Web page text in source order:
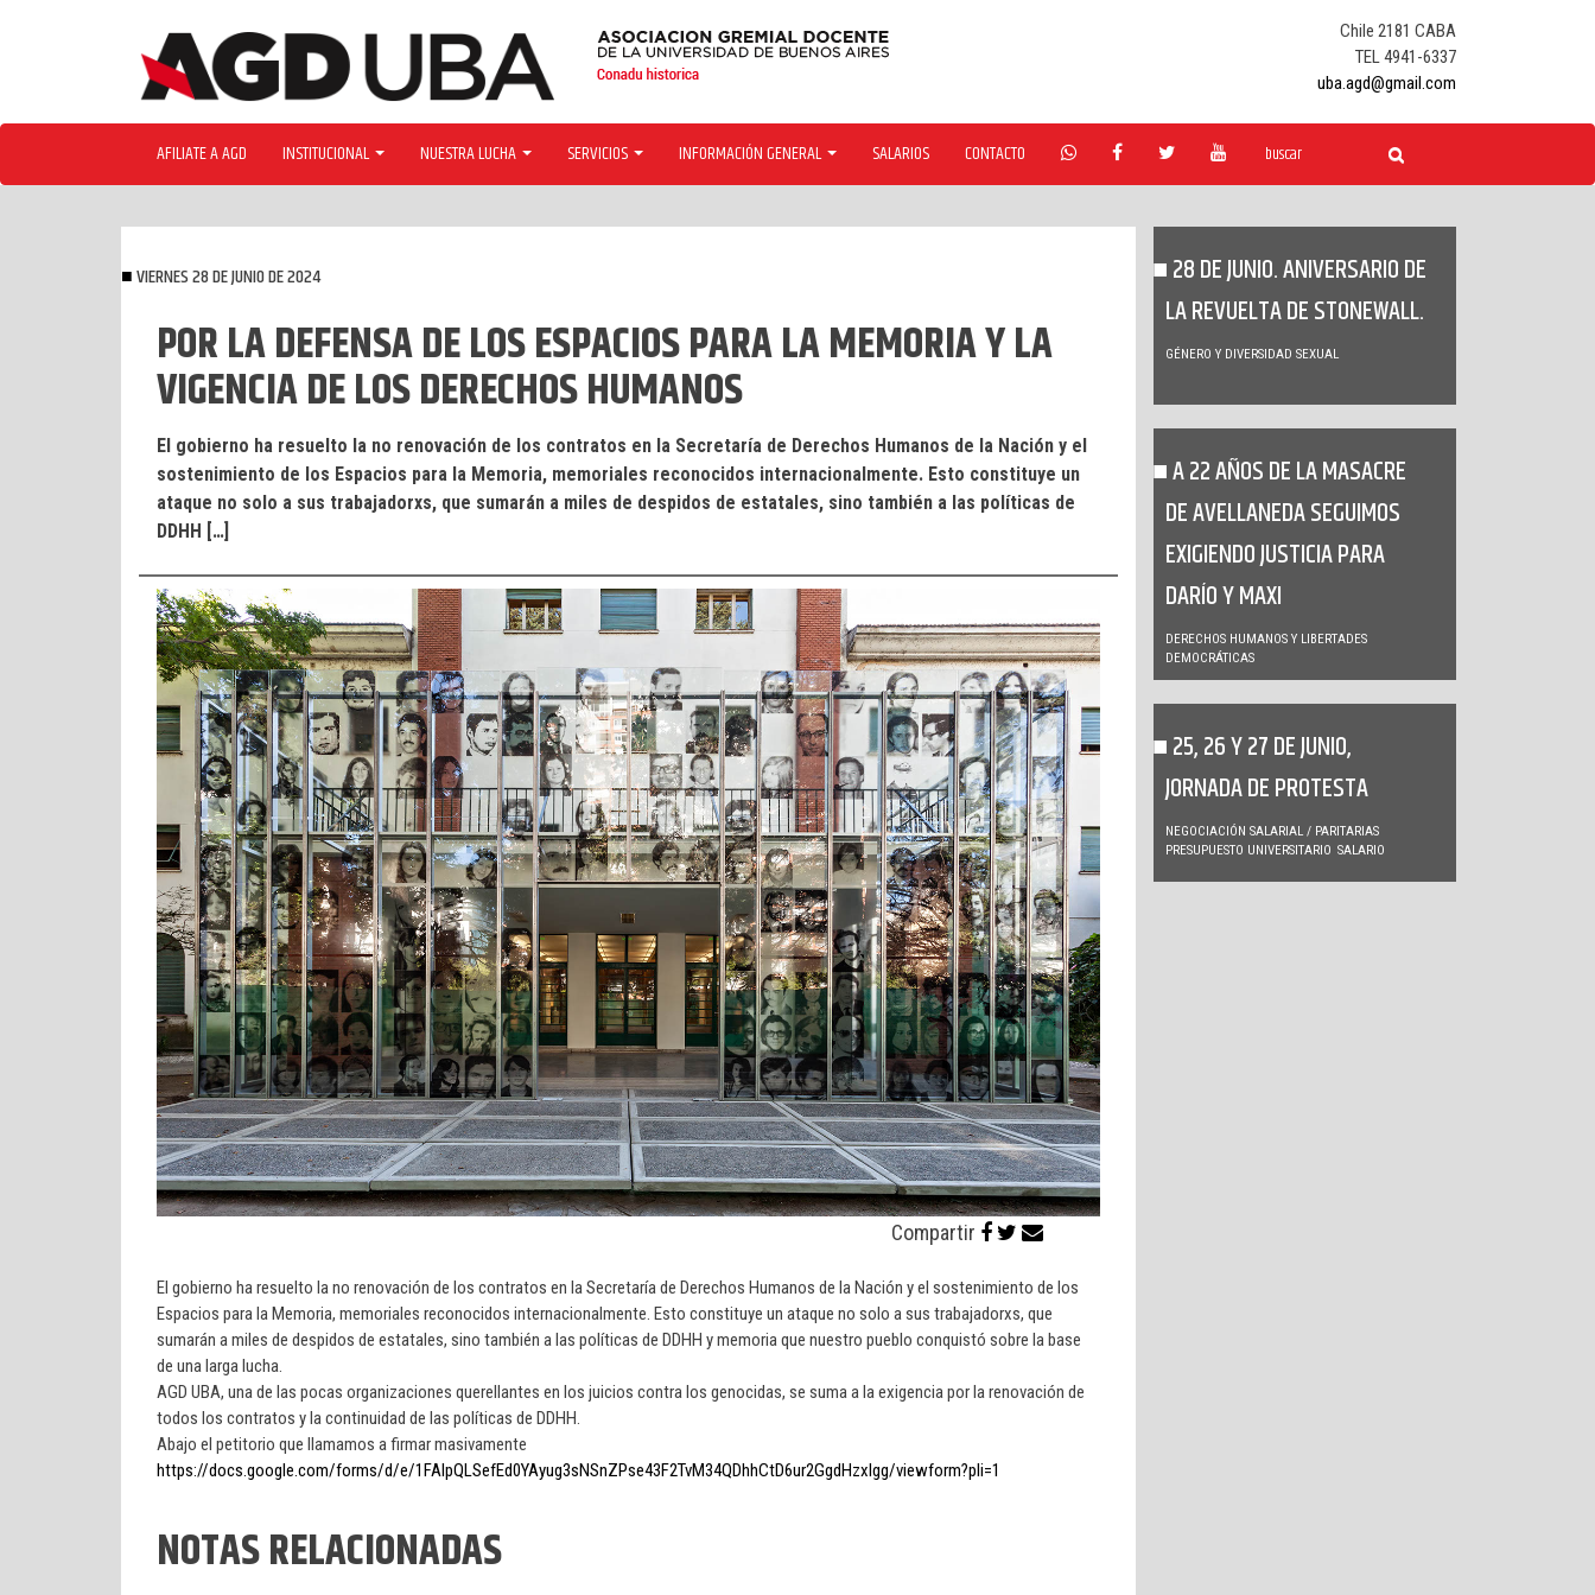
Chile 2181 CABA
TEL 4941-6337
uba.agd@gmail.com
AFILIATE A AGD INSTITUCIONAL NUESTRA LUCHA SERVICIOS INFORMACIÓN GENERAL SALARIOS CONTACTO
VIERNES 28 DE JUNIO DE 2024
POR LA DEFENSA DE LOS ESPACIOS PARA LA MEMORIA Y LA
VIGENCIA DE LOS DERECHOS HUMANOS
El gobierno ha resuelto la no renovación de los contratos en la Secretaría de Derechos Humanos de la Nación y el
sostenimiento de los Espacios para la Memoria, memoriales reconocidos internacionalmente. Esto constituye un
ataque no solo a sus trabajadorxs, que sumarán a miles de despidos de estatales, sino también a las políticas de
DDHH […]
Compartir
El gobierno ha resuelto la no renovación de los contratos en la Secretaría de Derechos Humanos de la Nación y el sostenimiento de los
Espacios para la Memoria, memoriales reconocidos internacionalmente. Esto constituye un ataque no solo a sus trabajadorxs, que
sumarán a miles de despidos de estatales, sino también a las políticas de DDHH y memoria que nuestro pueblo conquistó sobre la base
de una larga lucha.
AGD UBA, una de las pocas organizaciones querellantes en los juicios contra los genocidas, se suma a la exigencia por la renovación de
todos los contratos y la continuidad de las políticas de DDHH.
Abajo el petitorio que llamamos a firmar masivamente
https://docs.google.com/forms/d/e/1FAIpQLSefEd0YAyug3sNSnZPse43F2TvM34QDhhCtD6ur2GgdHzxlgg/viewform?pli=1
NOTAS RELACIONADAS
28 DE JUNIO. ANIVERSARIO DE
LA REVUELTA DE STONEWALL.
GÉNERO Y DIVERSIDAD SEXUAL
A 22 AÑOS DE LA MASACRE
DE AVELLANEDA SEGUIMOS
EXIGIENDO JUSTICIA PARA
DARÍO Y MAXI
DERECHOS HUMANOS Y LIBERTADES
DEMOCRÁTICAS
25, 26 Y 27 DE JUNIO,
JORNADA DE PROTESTA
NEGOCIACIÓN SALARIAL / PARITARIAS
PRESUPUESTO UNIVERSITARIO SALARIO